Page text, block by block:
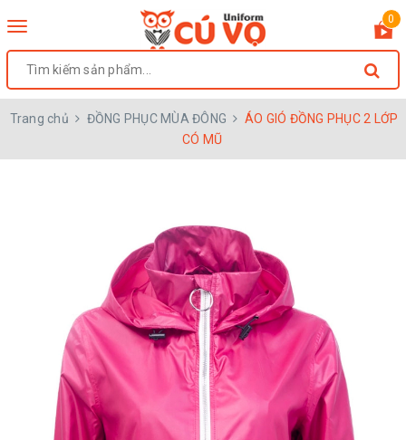
Toggle
0
Trang chủ ĐỒNG PHỤC MÙA ĐÔNG
ÁO GIÓ ĐỒNG PHỤC 2 LỚP
CÓ MŨ